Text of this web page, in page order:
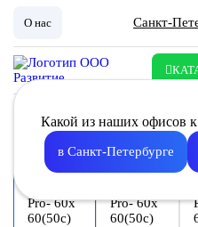
О нас Санкт-
Какой из наших офисов
в Санкт-Петербурге